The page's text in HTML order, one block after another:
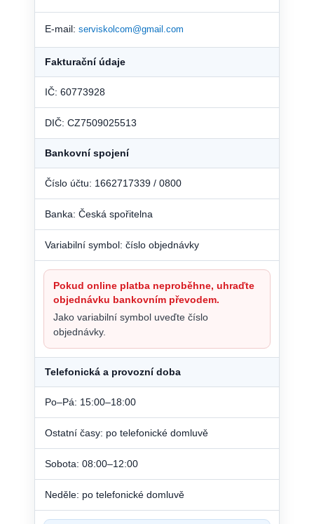
E-mail: serviskolcom@gmail.com
Fakturační údaje
IČ: 60773928
DIČ: CZ7509025513
Bankovní spojení
Číslo účtu: 1662717339 / 0800
Banka: Česká spořitelna
Variabilní symbol: číslo objednávky
Pokud online platba neproběhne, uhraďte
objednávku bankovním převodem.
Jako variabilní symbol uveďte číslo
objednávky.
Telefonická a provozní doba
Po–Pá: 15:00–18:00
Ostatní časy: po telefonické domluvě
Sobota: 08:00–12:00
Neděle: po telefonické domluvě